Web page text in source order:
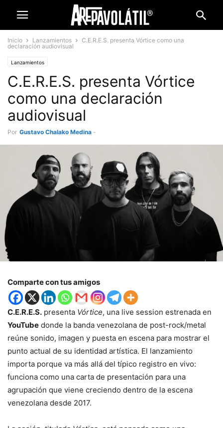
Inicio Lanzamientos
C.E.R.E.S. presenta Vórtice como una
declaración audiovisual
Lanzamientos
C.E.R.E.S. presenta Vórtice
como una declaración
audiovisual
Por Gustavo Chalako Medina -
Comparte con tus amigos
C.E.R.E.S. presenta Vórtice, una live session estrenada en
YouTube donde la banda venezolana de post-rock/metal
reúne sonido, imagen y puesta en escena para mostrar el
punto actual de su identidad artística. El lanzamiento
importa porque va más allá del típico registro en vivo:
funciona como una carta de presentación para una
agrupación que viene creciendo dentro de la escena
venezolana desde 2017.